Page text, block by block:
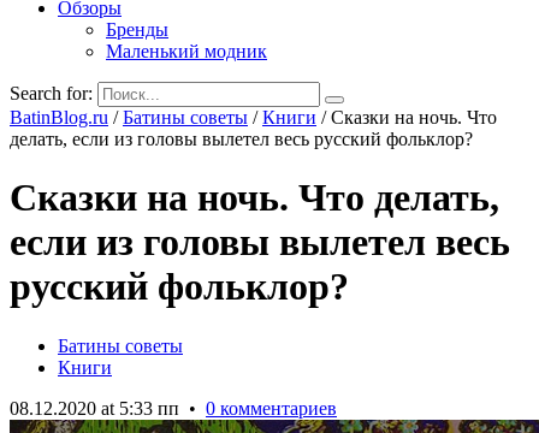
Обзоры
Бренды
Маленький модник
Search for:
BatinBlog.ru /Батины советы /Книги /Сказки на ночь. Что
делать, если из головы вылетел весь русский фольклор?
Сказки на ночь. Что делать,
если из головы вылетел весь
русский фольклор?
Батины советы
Книги
08.12.2020 at 5:33 пп • 0 комментариев